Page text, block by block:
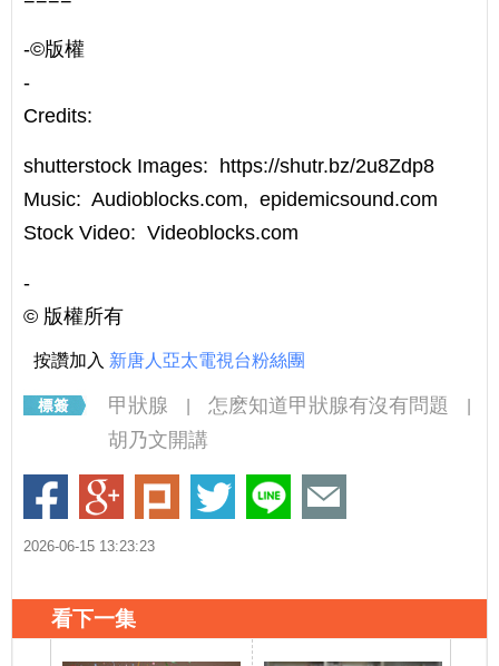
-©️版權
-
Credits:
shutterstock Images: https://shutr.bz/2u8Zdp8
Music: Audioblocks.com, epidemicsound.com
Stock Video: Videoblocks.com
-
©️ 版權所有
按讚加入 新唐人亞太電視台粉絲團
甲狀腺 怎麽知道甲狀腺有沒有問題
胡乃文開講
2026-06-15 13:23:23
看下一集